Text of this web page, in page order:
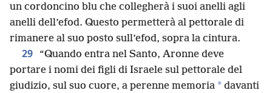
un cordoncino blu che collegherà i suoi anelli agli
anelli dell’efod. Questo permetterà al pettorale di
rimanere al suo posto sull’efod, sopra la cintura.
29
“Quando entra nel Santo, Aronne deve
portare i nomi dei figli di Israele sul pettorale del
giudizio, sul suo cuore, a perenne memoria * davanti